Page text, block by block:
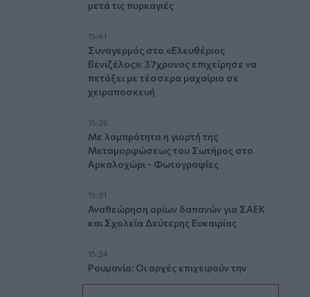
μετά τις πυρκαγιές
15:41
Συναγερμός στο «Ελευθέριος
Βενιζέλος»: 37χρονος επιχείρησε να
πετάξει με τέσσερα μαχαίρια σε
χειραποσκευή
15:36
Με λαμπρότητα η γιορτή της
Μεταμορφώσεως του Σωτήρος στο
Αρκαλοχώρι - Φωτογραφίες
15:31
Αναθεώρηση ορίων δαπανών για ΣΑΕΚ
και Σχολεία Δεύτερης Ευκαιρίας
15:24
Ρουμανία: Οι αρχές επιχειρούν την
εκτροπή των υδάτων του Δούναβη για